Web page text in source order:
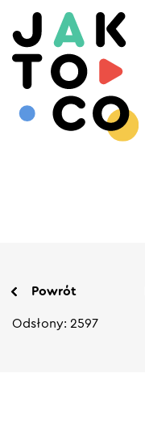
Powrót
Odsłony: 2597